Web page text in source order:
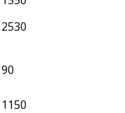
2530
90
1150